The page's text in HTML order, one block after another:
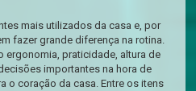
mais utilizados da casa e, por
fazer grande diferença na rotina.
ergonomia, praticidade, altura de
importantes na hora de
o coração da casa. Entre os itens